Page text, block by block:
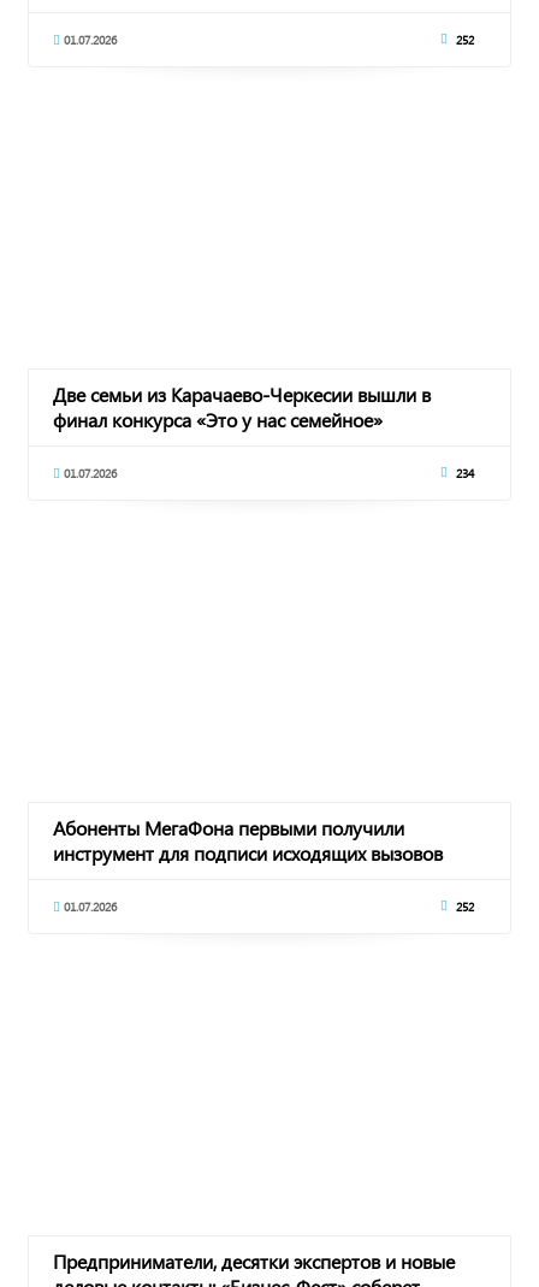
01.07.2026 252
Две семьи из Карачаево-Черкесии вышли в
финал конкурса «Это у нас семейное»
01.07.2026 234
Абоненты МегаФона первыми получили
инструмент для подписи исходящих вызовов
01.07.2026 252
Предприниматели, десятки экспертов и новые